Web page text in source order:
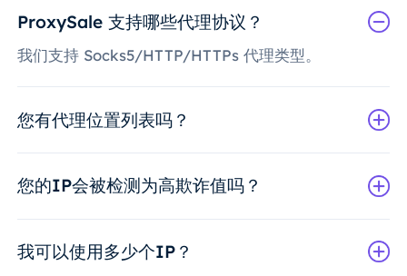
ProxySale 支持哪些代理协议？
我们支持 Socks5/HTTP/HTTPs 代理类型。
您有代理位置列表吗？
您的IP会被检测为高欺诈值吗？
我可以使用多少个IP？